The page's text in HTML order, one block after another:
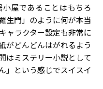
屋であることはもちろ
生門」のように何が本当
ャラクター設定も非常に
がどんどんはがれるよう
はミステリー小説として
」という感じでスイスイ